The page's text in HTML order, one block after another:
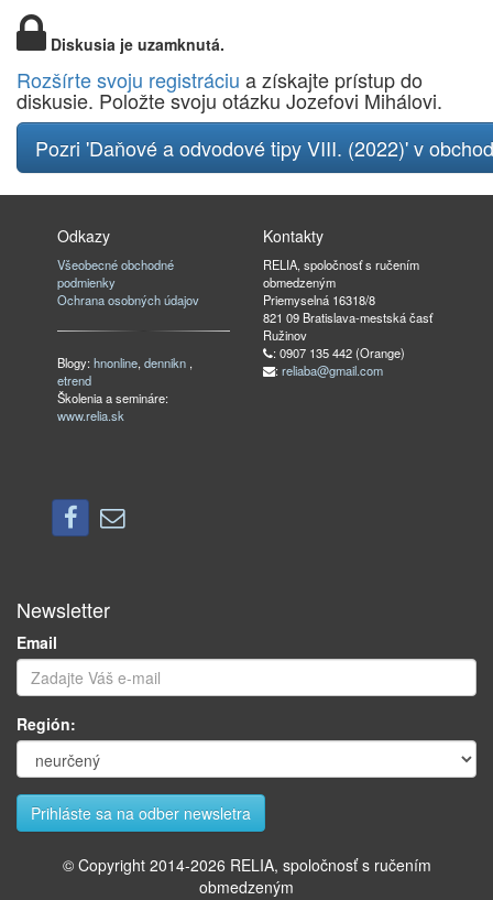
Diskusia je uzamknutá.
Rozšírte svoju registráciu a získajte prístup do
diskusie. Položte svoju otázku Jozefovi Mihálovi.
Pozri 'Daňové a odvodové tipy VIII. (2022)' v
Odkazy
Všeobecné obchodné
podmienky
Ochrana osobných údajov
Blogy:hnonline,dennikn ,
etrend
Školenia a semináre:
www.relia.sk
Kontakty
RELIA, spoločnosť s ručením
obmedzeným
Priemyselná 16318/8
821 09 Bratislava-mestská časť
Ružinov
: 0907 135 442 (Orange)
: reliaba@gmail.com
Newsletter
Email
Región:
© Copyright 2014-2026 RELIA, spoločnosť s ručením
obmedzeným